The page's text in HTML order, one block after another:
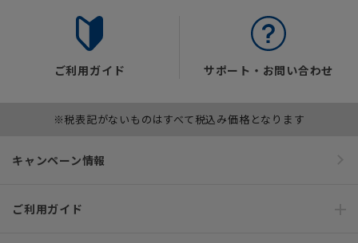
ご利用ガイド サポート・お問い合わせ
※税表記がないものはすべて税込み価格となります
キャンペーン情報
ご利用ガイド